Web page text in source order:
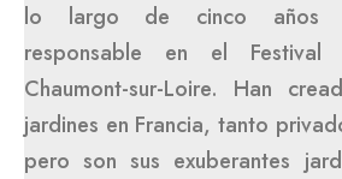
lo largo de cinco años
responsable en el
Chaumont-sur-Loire. Han
jardines en Francia, tanto
pero son sus exuberantes